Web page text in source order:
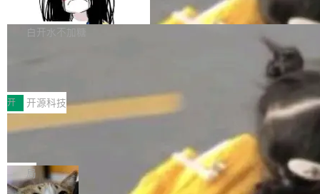
维基百科的替代方案。Lawfare 调查发现，无论
热门页面还是低关注度页面，均未出现近期更
erceptor…五六步之后才能看到第一行翻译文
本。 Solon 换了个方式。整个 i18n 模块围绕三
支持 UPDATE、MERGE INTO 与 Iceb
erg V3
Apache Doris 4.1 要补齐的，正是缺失的那一
半。在已有查询能力的基础上，Doris 进一步支
常维护操作，并完整支持 Iceberg V3 格式。
白开水不加糖
村国家自主创新示范区会议中心开幕。本届大会
由中关村智联软件服务业质量创新联盟主办，以
“智构可信·质创未来——AI原生时代的质量新范
式”为主题，直面AI从实验室走向规模化产业落地
的核心质量命题。会上，《2026智能研发生产力
工具选型手册》发布，Testin云测的Testin XAge
开 开源科技
让非法状态不可表示：一篇关于 ADT
有一种东西，一旦用过就回不去了。Alex Fedos
eev 管它叫"软件设计的基石"。 他说的东西不新
鲜——代数数据类型（ADT），尤其是和类型
局